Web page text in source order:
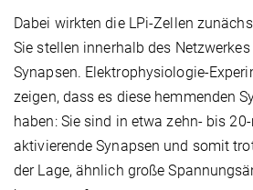
Dabei wirkten die LPi-Zellen
Sie stellen innerhalb des
Synapsen. Elektrophysiologie-
zeigen, dass es diese hemmenden
haben: Sie sind in etwa zehn- bis
aktivierende Synapsen und somit
der Lage, ähnlich große